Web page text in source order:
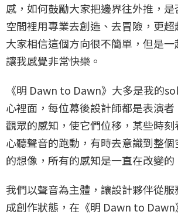
感，如何鼓勵大家把邊界往外推，
空間裡用專業去創造、去冒險，更
大家相信這個方向很不簡單，但是
讓我感覺非常快樂。
《明 Dawn to Dawn》大多是我的
心裡面，每位幕後設計師都是表演
觀眾的感知，使它們位移，某些時
心聽聲音的跑動，有時去意識到整
的想像，所有的感知是一直在改變的
我們以聲音為主體，讓設計夥伴從
成創作狀態，在《明 Dawn to